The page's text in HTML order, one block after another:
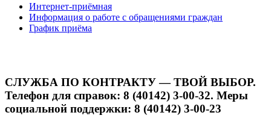
Интернет-приёмная
Информация о работе с обращениями граждан
График приёма
СЛУЖБА ПО КОНТРАКТУ — ТВОЙ ВЫБОР.
Телефон для справок: 8 (40142) 3-00-32. Меры
социальной поддержки: 8 (40142) 3-00-23